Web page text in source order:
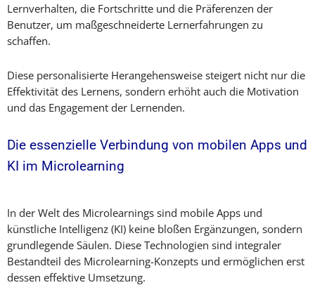
Lernverhalten, die Fortschritte und die Präferenzen der
Benutzer, um maßgeschneiderte Lernerfahrungen zu
schaffen.
Diese personalisierte Herangehensweise steigert nicht nur die
Effektivität des Lernens, sondern erhöht auch die Motivation
und das Engagement der Lernenden.
Die essenzielle Verbindung von mobilen Apps und
KI im Microlearning
In der Welt des Microlearnings sind mobile Apps und
künstliche Intelligenz (KI) keine bloßen Ergänzungen, sondern
grundlegende Säulen. Diese Technologien sind integraler
Bestandteil des Microlearning-Konzepts und ermöglichen erst
dessen effektive Umsetzung.